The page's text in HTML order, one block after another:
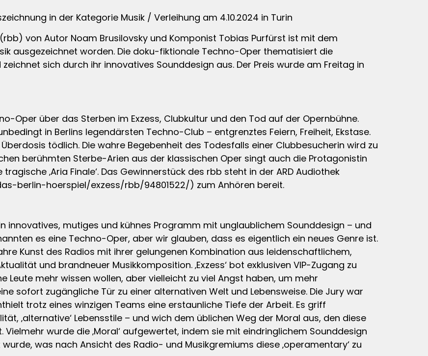
in der Kategorie Musik / Verleihung am 4.10.2024 in Turin
(rbb) von Autor Noam Brusilovsky und Komponist Tobias Purfürst ist mit dem
ausgezeichnet worden. Die doku-fiktionale Techno-Oper thematisiert die
sich durch ihr innovatives Sounddesign aus. Der Preis wurde am Freitag in
Oper über das Sterben im Exzess, Clubkultur und den Tod auf der Opernbühne.
in Berlins legendärsten Techno-Club – entgrenztes Feiern, Freiheit, Ekstase.
tödlich. Die wahre Begebenheit des Todesfalls einer Clubbesucherin wird zu
berühmten Sterbe-Arien aus der klassischen Oper singt auch die Protagonistin
‚Aria Finale‘. Das Gewinnerstück des rbb steht in der ARD Audiothek
berlin-hoerspiel/exzess/rbb/94801522/) zum Anhören bereit.
innovatives, mutiges und kühnes Programm mit unglaublichem Sounddesign – und
es eine Techno-Oper, aber wir glauben, dass es eigentlich ein neues Genre ist.
Kunst des Radios mit ihrer gelungenen Kombination aus leidenschaftlichem,
und brandneuer Musikkomposition. ‚Exzess‘ bot exklusiven VIP-Zugang zu
Leute mehr wissen wollen, aber vielleicht zu viel Angst haben, um mehr
sofort zugängliche Tür zu einer alternativen Welt und Lebensweise. Die Jury war
trotz eines winzigen Teams eine erstaunliche Tiefe der Arbeit. Es griff
‚alternative‘ Lebensstile – und wich dem üblichen Weg der Moral aus, den diese
wurde die ‚Moral‘ aufgewertet, indem sie mit eindringlichem Sounddesign
was nach Ansicht des Radio- und Musikgremiums diese ‚operamentary‘ zu